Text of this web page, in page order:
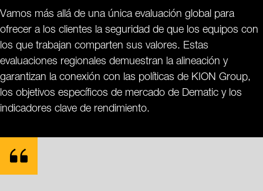
Vamos más allá de una única evaluación global para
ofrecer a los clientes la seguridad de que los equipos con
los que trabajan comparten sus valores. Estas
evaluaciones regionales demuestran la alineación y
garantizan la conexión con las políticas de KION Group,
los objetivos específicos de mercado de Dematic y los
indicadores clave de rendimiento.